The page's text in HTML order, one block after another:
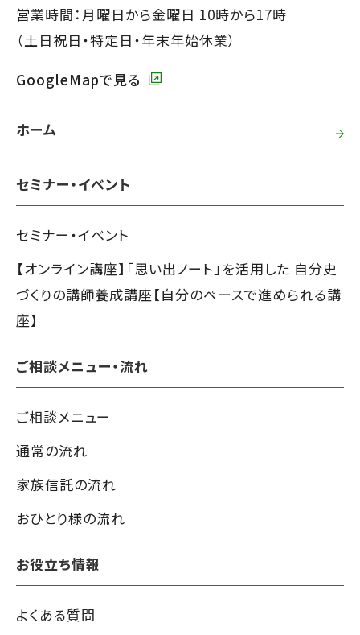
営業時間：月曜日から金曜日 10時から17時
（土日祝日・特定日・年末年始休業）
GoogleMapで見る
ホーム
セミナー・イベント
セミナー・イベント
【オンライン講座】「思い出ノート」を活用した 自分史
づくりの講師養成講座【自分のペースで進められる講
座】
ご相談メニュー・流れ
ご相談メニュー
通常の流れ
家族信託の流れ
おひとり様の流れ
お役立ち情報
よくある質問